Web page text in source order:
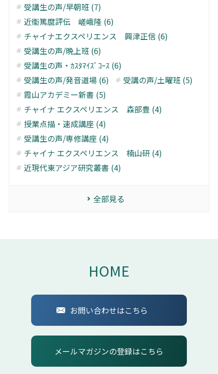
受講生の声/早朝班 (7)
近衞篤麿評伝 嵯峨隆 (6)
チャイナエクスペリエンス 興津正信 (6)
受講生の声/晩上班 (6)
受講生の声・ｶｽﾀﾏｲｽﾞｺｰｽ (6)
受講生の声/発音道場 (6)
受講の声/土曜班 (5)
霞山アカデミー新書 (5)
チャイナ エクスペリエンス 森部豊 (4)
授業点描・速成講座 (4)
受講生の声/専修講座 (4)
チャイナ エクスペリエンス 楠山研 (4)
近現代東アジア研究叢書 (4)
全部見る
HOME
お問い合わせはこちら
メールマガジンの登録はこちら